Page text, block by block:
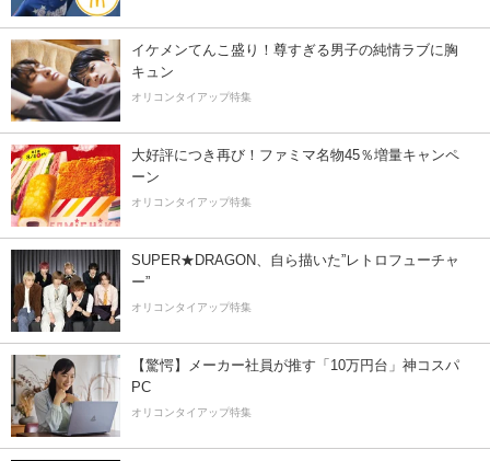
イケメンてんこ盛り！尊すぎる男子の純情ラブに胸
キュン
オリコンタイアップ特集
大好評につき再び！ファミマ名物45％増量キャンペ
ーン
オリコンタイアップ特集
SUPER★DRAGON、自ら描いた”レトロフューチャ
ー”
オリコンタイアップ特集
【驚愕】メーカー社員が推す「10万円台」神コスパ
PC
オリコンタイアップ特集